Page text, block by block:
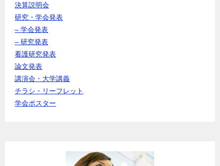
決算説明会
研究・学会発表
– 学会発表
– 研究発表
看護研究発表
論文発表
講演会・大学講義
チラシ・リーフレット
学会ポスター